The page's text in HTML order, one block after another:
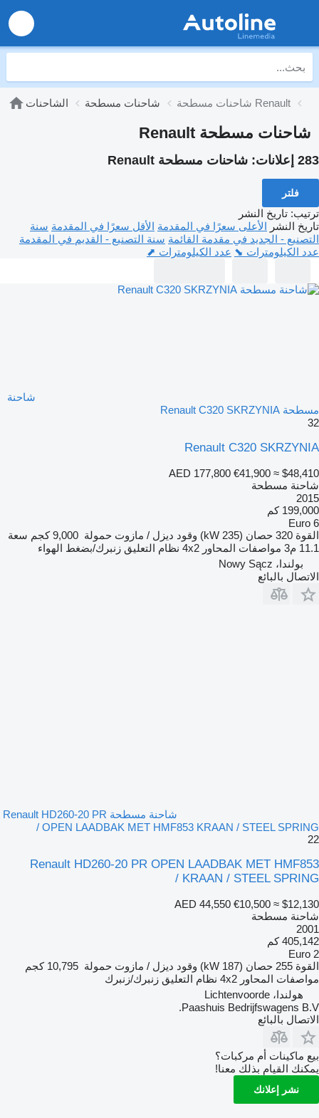
الشاحنات شاحنات مسطحة شاحنات مسطحة Renault
شاحنات مسطحة Renault
283 إعلانات: شاحنات مسطحة Renault
فلتر
ترتيب: تاريخ النشر
تاريخ النشر الأعلى سعرًا في المقدمة الأقل سعرًا في المقدمة سنة
التصنيع - الجديد في مقدمة القائمة سنة التصنيع - القديم في المقدمة
عدد الكيلومترات ⬊ عدد الكيلومترات ⬈
شاحنة
مسطحة Renault C320 SKRZYNIA
32
Renault C320 SKRZYNIA
AED 177,800 €41,900 ≈ $48,410
شاحنة مسطحة
2015
199,000 كم
Euro 6
القوة 320 حصان (235 kW) وقود ديزل / مازوت حمولة 9,000 كجم
سعة
11.1 م3
مواصفات المحاور 4x2 نظام التعليق زنبرك/بضغط الهواء
بولندا، Nowy Sącz
الاتصال بالبائع
شاحنة مسطحة Renault HD260-20 PR
OPEN LAADBAK MET HMF853 KRAAN / STEEL SPRING /
22
Renault HD260-20 PR OPEN LAADBAK MET HMF853
KRAAN / STEEL SPRING /
AED 44,550 €10,500 ≈ $12,130
شاحنة مسطحة
2001
405,142 كم
Euro 2
القوة 255 حصان (187 kW) وقود ديزل / مازوت حمولة 10,795 كجم
مواصفات المحاور 4x2 نظام التعليق زنبرك/زنبرك
هولندا، Lichtenvoorde
Paashuis Bedrijfswagens B.V.
الاتصال بالبائع
بيع ماكينات أم مركبات؟
يمكنك القيام بذلك معنا!
نشر إعلانك